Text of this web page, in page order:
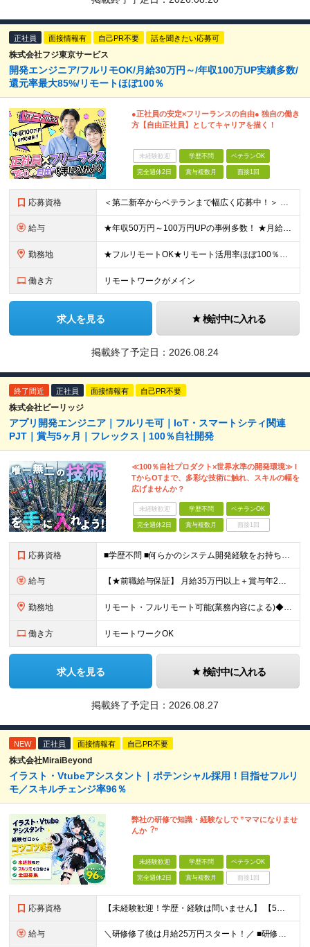
正社員 面接情報有 自己PR不要 話を聞きたい応募可
株式会社フジ東京サービス
開発エンジニア/フルリモOK/月給30万円～/年収100万UP実績多数/
還元率最大85%/リモートほぼ100％
●正社員の安定×フリーランスの自由● 独自の働き
方【自由正社員】としてキャリアを描く！
未経験歓迎 学歴不問 ベテランOK
完全週休2日 賞与複数月 面接1回
応募資格 ＜第二新卒からベテランまで幅広く応募中！＞ ■学歴不問 ■何かしらのエンジニア経験が1年以上ある方 └プログラミングができ、ひとりでプロジェクトに参画できるレベルを想定しています。
給与 ★年収50万円～100万円UPの事例多数！ ★月給30万円～90万円＋賞与年1回 ★還元率は最大85% ※経験・スキルを考慮して決定します ※上記⾦額には、固定残業代（30時間分／5万7000円以上
勤務地 ★フルリモートOK★リモート活用率ほぼ100％★転居を伴う転勤なし 事務所または東京都内・関東エリアのプロジェクト先への配属となります。 ------------------------- 【本社】東
働き方 リモートワークがメイン
求人を見る 検討中に入れる
掲載終了予定日： 2026.08.24
終了間近 正社員 面接情報有 自己PR不要
株式会社ビーリッジ
アプリ開発エンジニア｜フルリモ可｜IoT・スマートシティ関連
PJT｜賞与5ヶ月｜フレックス｜100％自社開発
≪100％自社プロダクト×世界水準の開発環境≫ I
TからOTまで、多彩な技術に触れ、スキルの幅を
広げませんか？
未経験歓迎 学歴不問 ベテランOK
完全週休2日 賞与複数月 面接1回
応募資格 ■学歴不問 ■何らかのシステム開発経験をお持ちの方（業界経験不問） ■業界知識は不問です 入社後にはニッチな業界知識が必要になりますが、 入社時点の知識量は不問です！ 「エンジニアとして自分にしか
給与 【★前職給与保証】 月給35万円以上＋賞与年2回（※5ヶ月分支給実績あり） ※上記は最低保証額です。 ご経験やスキルに応じて当社規定内で決定します ※試用期間3ヶ月間あり・労働条件は本採用と変わり
勤務地 リモート・フルリモート可能(業務内容による)◆100％自社内開発 所在地：神奈川県横浜市港北区新横浜3-8-11 メットライフ新横浜ビル10F (変更の範囲)上記を除く当社関連勤務地 ※機器の導入
働き方 リモートワークOK
求人を見る 検討中に入れる
掲載終了予定日： 2026.08.27
NEW 正社員 面接情報有 自己PR不要
株式会社MiraiBeyond
イラスト・Vtubeアシスタント｜ポテンシャル採用！目指せフルリ
モ／スキルチェンジ率96％
弊社の研修で知識・経験なしで ”ママになりませ
んか︖”
未経験歓迎 学歴不問 ベテランOK
完全週休2日 賞与複数月 面接1回
応募資格 【未経験歓迎！学歴・経験は問いません】 【5名以上の積極採用を予定！】 事業拡大中につき、 これからイラストレーターを目指したい方を積極採用中です！ 「イラストを仕事にしてみたい」 「好きなことを
給与 ＼研修修了後は月給25万円スタート！／ ■研修修了後 月給25万円＋賞与＋インセンティブ賞与 ※残業代は別途支給 ▽研修期間▽ 【未経験者】 ▶ 月給20万円～ 【固定残業代について】